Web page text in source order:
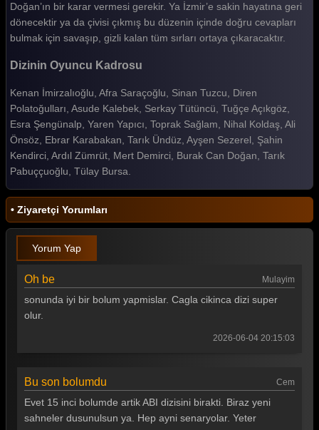
Doğan’ın bir karar vermesi gerekir. Ya İzmir’e sakin hayatına geri
dönecektir ya da çivisi çıkmış bu düzenin içinde doğru cevapları
bulmak için savaşıp, gizli kalan tüm sırları ortaya çıkaracaktır.
Dizinin Oyuncu Kadrosu
Kenan İmirzalıoğlu, Afra Saraçoğlu, Sinan Tuzcu, Diren
Polatoğulları, Asude Kalebek, Serkay Tütüncü, Tuğçe Açıkgöz,
Esra Şengünalp, Yaren Yapıcı, Toprak Sağlam, Nihal Koldaş, Ali
Önsöz, Ebrar Karabakan, Tarık Ündüz, Ayşen Sezerel, Şahin
Kendirci, Ardıl Zümrüt, Mert Demirci, Burak Can Doğan, Tarık
Pabuççuoğlu, Tülay Bursa.
• Ziyaretçi Yorumları
Yorum Yap
Oh be Mulayim
sonunda iyi bir bolum yapmislar. Cagla cikinca dizi super
olur.
2026-06-04 20:15:03
Bu son bolumdu Cem
Evet 15 inci bolumde artik ABI dizisini birakti. Biraz yeni
sahneler dusunulsun ya. Hep ayni senaryolar. Yeter